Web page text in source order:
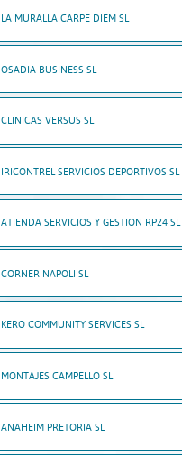
LA MURALLA CARPE DIEM SL
OSADIA BUSINESS SL
CLINICAS VERSUS SL
IRICONTREL SERVICIOS DEPORTIVOS SL
ATIENDA SERVICIOS Y GESTION RP24 SL
CORNER NAPOLI SL
KERO COMMUNITY SERVICES SL
MONTAJES CAMPELLO SL
ANAHEIM PRETORIA SL